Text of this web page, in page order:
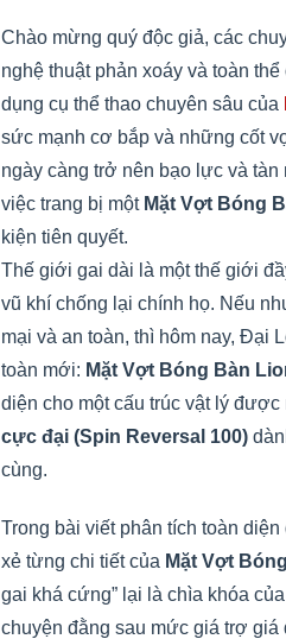
Chào mừng quý độc giả, các
nghệ thuật phản xoáy và toàn
dụng cụ thể thao chuyên sâu của
sức mạnh cơ bắp và những cốt
ngày càng trở nên bạo lực và
việc trang bị một Mặt Vợt Bóng
kiện tiên quyết.
Thế giới gai dài là một thế giới
vũ khí chống lại chính họ. Nếu
mại và an toàn, thì hôm nay, Đại
toàn mới: Mặt Vợt Bóng Bàn
diện cho một cấu trúc vật lý
cực đại (Spin Reversal 100)
cùng.
Trong bài viết phân tích toàn
xẻ từng chi tiết của Mặt Vợt
gai khá cứng” lại là chìa khóa
chuyện đằng sau mức giá trợ